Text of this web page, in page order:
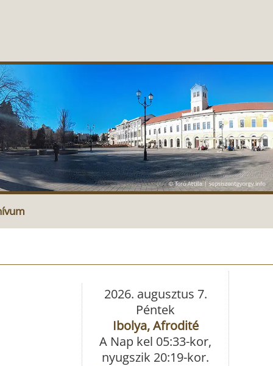
2026. augusztus 7.
Péntek
Ibolya, Afrodité
A Nap kel 05:33-kor,
nyugszik 20:19-kor.